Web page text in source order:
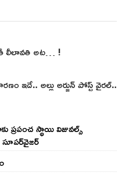
లీలావ‌తి అట‌… !
ఇదే.. అల్లు అర్జున్ పోస్ట్ వైరల్..
ప్రపంచ స్థాయి విజువల్స్